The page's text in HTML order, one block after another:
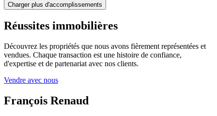
Charger plus d'accomplissements
Réussites immobilières
Découvrez les propriétés que nous avons fièrement représentées et
vendues. Chaque transaction est une histoire de confiance,
d'expertise et de partenariat avec nos clients.
Vendre avec nous
François Renaud